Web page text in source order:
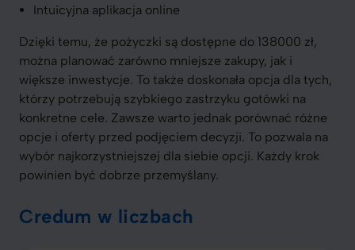
Intuicyjna aplikacja online
Dzięki temu, że pożyczki są dostępne do 138000 zł,
można planować zarówno mniejsze zakupy, jak i
większe inwestycje. To także doskonała opcja dla tych,
którzy potrzebują szybkiego zastrzyku gotówki na
konkretne cele. Zawsze warto jednak porównać różne
opcje i oferty przed podjęciem decyzji. To pozwala na
wybór najkorzystniejszej dla siebie opcji. Każdy krok
powinien być dobrze przemyślany.
Credum w liczbach